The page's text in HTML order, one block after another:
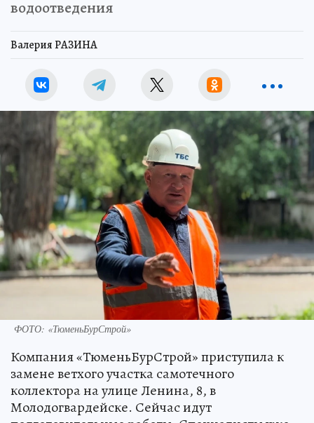
водоотведения
Валерия РАЗИНА
ФОТО: «ТюменьБурСтрой»
Компания «ТюменьБурСтрой» приступила к
замене ветхого участка самотечного
коллектора на улице Ленина, 8, в
Молодогвардейске. Сейчас идут